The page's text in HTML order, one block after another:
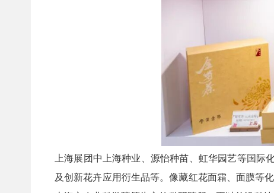
上海展团中上海种业、源怡种苗、虹华园艺等国
及创新花卉应用衍生品等。像藏红花面霜、面膜等